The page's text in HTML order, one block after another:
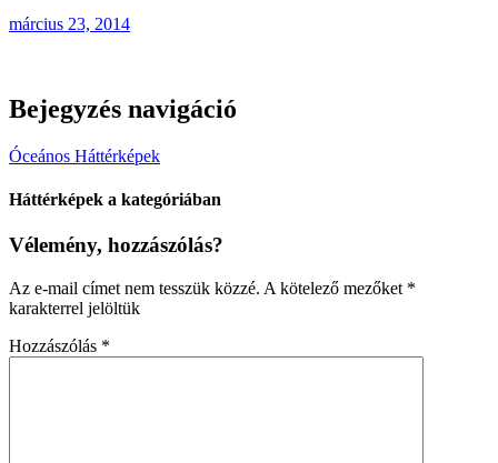
március 23, 2014
Bejegyzés navigáció
Óceános Háttérképek
Háttérképek a kategóriában
Vélemény, hozzászólás?
Az e-mail címet nem tesszük közzé. A kötelező mezőket *
karakterrel jelöltük
Hozzászólás *